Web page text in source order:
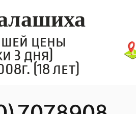
цены
3 дня)
(18 лет)